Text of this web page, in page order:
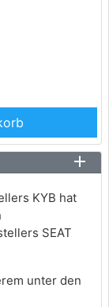
KYB hat
SEAT
unter den